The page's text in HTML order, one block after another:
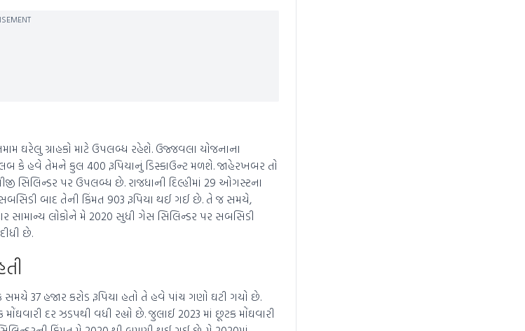
ઘરેલુ ગ્રાહકો માટે ઉપલબ્ધ રહેશે. ઉજ્જવલા યોજનાના
કે હવે તેમને કુલ 400 રૂપિયાનું ડિસ્કાઉન્ટ મળશે. જાહેરખબર તો
સિલિન્ડર પર ઉપલબ્ધ છે. રાજધાની દિલ્હીમાં 29 ઓગસ્ટના
સબસિડી બાદ તેની કિંમત 903 રૂપિયા થઈ ગઈ છે. તે જ સમયે,
સામાન્ય લોકોને મે 2020 સુધી ગેસ સિલિન્ડર પર સબસિડી
છે.
37 હજાર કરોડ રૂપિયા હતો તે હવે પાંચ ગણો ઘટી ગયો છે.
દર ઝડપથી વધી રહ્યો છે. જુલાઈ 2023 માં છૂટક મોંઘવારી